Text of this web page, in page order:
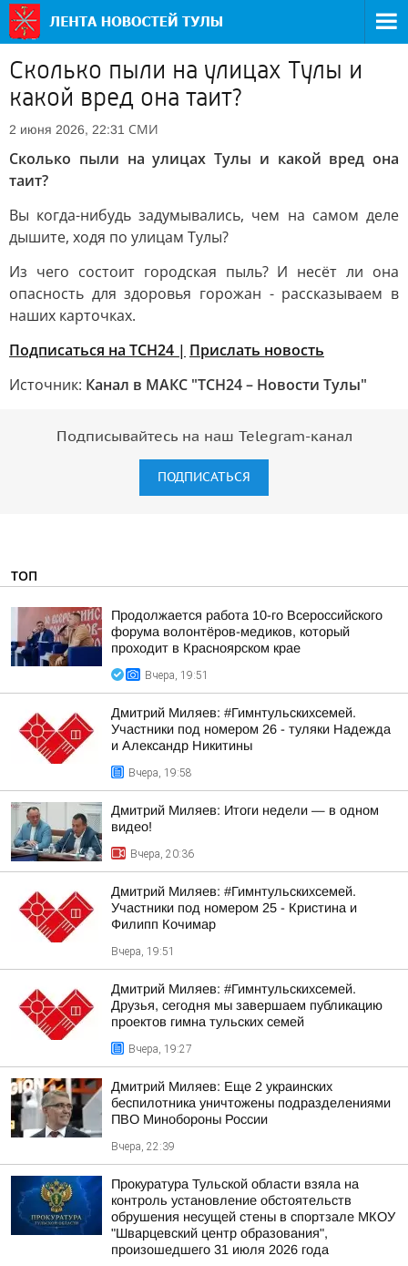
Сколько пыли на улицах Тулы и
какой вред она таит?
2 июня 2026, 22:31 СМИ
Сколько пыли на улицах Тулы и какой вред она
таит?
Вы когда-нибудь задумывались, чем на самом деле
дышите, ходя по улицам Тулы?
Из чего состоит городская пыль? И несёт ли она
опасность для здоровья горожан - рассказываем в
наших карточках.
Подписаться на ТСН24 | Прислать новость
Источник: Канал в МАКС "ТСН24 – Новости Тулы"
Подписывайтесь на наш Telegram-канал
ПОДПИСАТЬСЯ
ТОП
Продолжается работа 10-го Всероссийского
форума волонтёров-медиков, который
проходит в Красноярском крае
Вчера, 19:51
Дмитрий Миляев: #Гимнтульскихсемей.
Участники под номером 26 - туляки Надежда
и Александр Никитины
Вчера, 19:58
Дмитрий Миляев: Итоги недели — в одном
видео!
Вчера, 20:36
Дмитрий Миляев: #Гимнтульскихсемей.
Участники под номером 25 - Кристина и
Филипп Кочимар
Вчера, 19:51
Дмитрий Миляев: #Гимнтульскихсемей.
Друзья, сегодня мы завершаем публикацию
проектов гимна тульских семей
Вчера, 19:27
Дмитрий Миляев: Еще 2 украинских
беспилотника уничтожены подразделениями
ПВО Минобороны России
Вчера, 22:39
Прокуратура Тульской области взяла на
контроль установление обстоятельств
обрушения несущей стены в спортзале МКОУ
"Шварцевский центр образования",
произошедшего 31 июля 2026 года